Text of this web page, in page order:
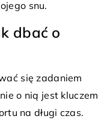
snu.
dbać o
się zadaniem
o nią jest kluczem
na długi czas.